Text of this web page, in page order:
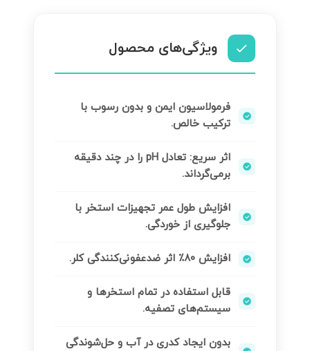
ویژگی‌های محصول
فرمولاسیون ایمن و بدون رسوب با
ترکیب خالص.
اثر سریع: تعادل pH را در چند دقیقه
برمی‌گرداند.
افزایش طول عمر تجهیزات استخر با
جلوگیری از خوردگی.
افزایش ۸۰٪ اثر ضدعفونی‌کنندگی کلر.
قابل استفاده در تمام استخرها و
سیستم‌های تصفیه.
بدون ایجاد کدری در آب و حل‌شوندگی